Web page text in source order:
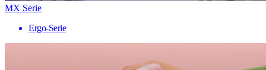
MX Serie
Ergo-Serie